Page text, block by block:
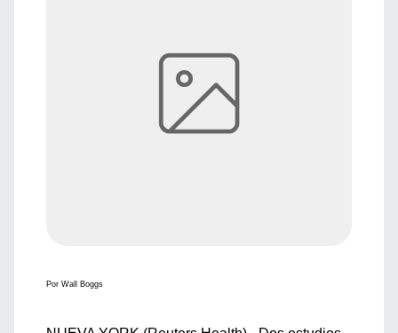
Por Wall Boggs